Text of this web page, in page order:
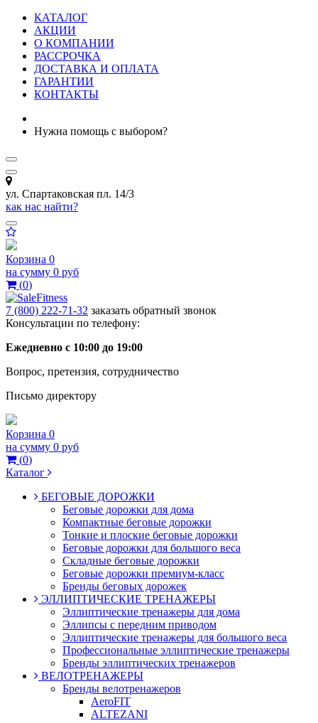
КАТАЛОГ
АКЦИИ
О КОМПАНИИ
РАССРОЧКА
ДОСТАВКА И ОПЛАТА
ГАРАНТИИ
КОНТАКТЫ
Нужна помощь с выбором?
ул. Спартаковская пл. 14/3
как нас найти?
Корзина 0
на сумму 0 руб
(0)
7 (800) 222-71-32 заказать обратный звонок
Консультации по телефону:
Ежедневно с 10:00 до 19:00
Вопрос, претензия, сотрудничество
Письмо директору
Корзина 0
на сумму 0 руб
(0)
Каталог
БЕГОВЫЕ ДОРОЖКИ
Беговые дорожки для дома
Компактные беговые дорожки
Тонкие и плоские беговые дорожки
Беговые дорожки для большого веса
Складные беговые дорожки
Беговые дорожки премиум-класс
Бренды беговых дорожек
ЭЛЛИПТИЧЕСКИЕ ТРЕНАЖЕРЫ
Эллиптические тренажеры для дома
Эллипсы с передним приводом
Эллиптические тренажеры для большого веса
Профессиональные эллиптические тренажеры
Бренды эллиптических тренажеров
ВЕЛОТРЕНАЖЕРЫ
Бренды велотренажеров
AeroFIT
ALTEZANI